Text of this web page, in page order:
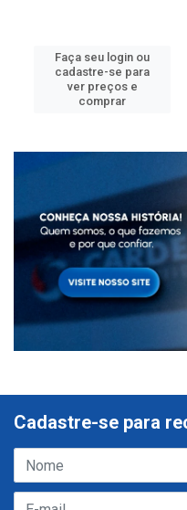
Faça seu login ou
cadastre-se para
ver preços e
comprar
Cadastre-se para